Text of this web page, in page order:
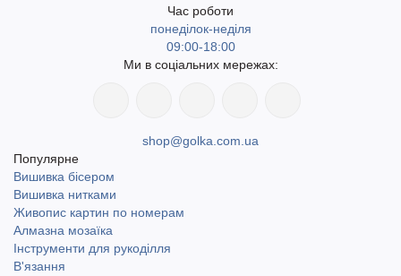
Час роботи
понеділок-неділя
09:00-18:00
Ми в соціальних мережах:
shop@golka.com.ua
Популярне
Вишивка бісером
Вишивка нитками
Живопис картин по номерам
Алмазна мозаїка
Інструменти для рукоділля
В'язання